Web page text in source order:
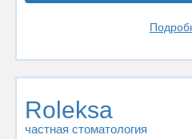
Roleksa
частная стоматология